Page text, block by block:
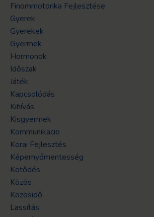
Finommotorika Fejlesztése
Gyerek
Gyerekek
Gyermek
Hormonok
Időszak
Játék
Kapcsolódás
Kihívás
Kisgyermek
Kommunikacio
Korai Fejlesztés
Képernyőmentesség
Kötődés
Közös
Közösidő
Lassítás